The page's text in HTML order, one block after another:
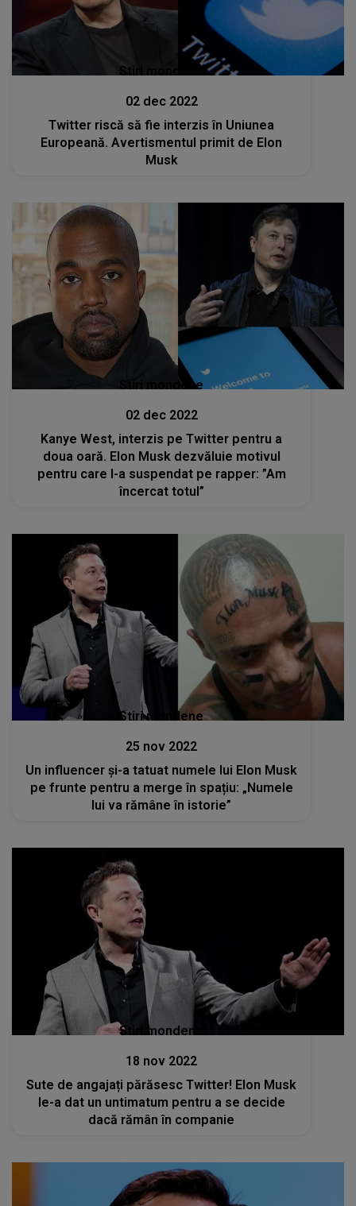
Stiri mondene
02 dec 2022
Twitter riscă să fie interzis în Uniunea
Europeană. Avertismentul primit de Elon
Musk
Stiri mondene
02 dec 2022
Kanye West, interzis pe Twitter pentru a
doua oară. Elon Musk dezvăluie motivul
pentru care l-a suspendat pe rapper: ”Am
încercat totul”
Stiri mondene
25 nov 2022
Un influencer și-a tatuat numele lui Elon Musk
pe frunte pentru a merge în spațiu: „Numele
lui va rămâne în istorie”
Stiri mondene
18 nov 2022
Sute de angajați părăsesc Twitter! Elon Musk
le-a dat un untimatum pentru a se decide
dacă rămân în companie